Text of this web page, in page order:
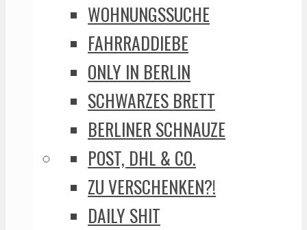
WOHNUNGSSUCHE
FAHRRADDIEBE
ONLY IN BERLIN
SCHWARZES BRETT
BERLINER SCHNAUZE
POST, DHL & CO.
ZU VERSCHENKEN?!
DAILY SHIT